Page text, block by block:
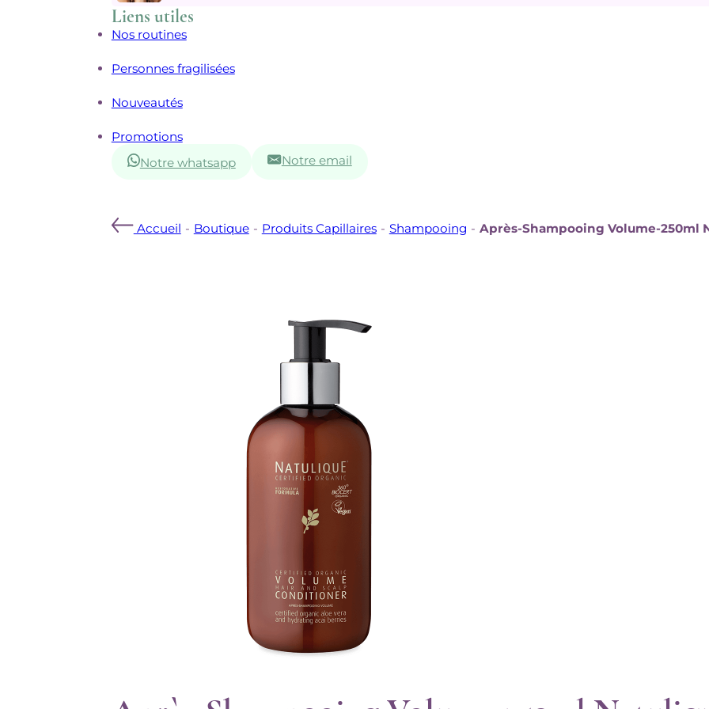
Liens utiles
Nos routines
Personnes fragilisées
Nouveautés
Promotions
Notre whatsapp
Notre email
Accueil - Boutique - Produits Capillaires - Shampooing - Après-Shampooing Volume-250ml